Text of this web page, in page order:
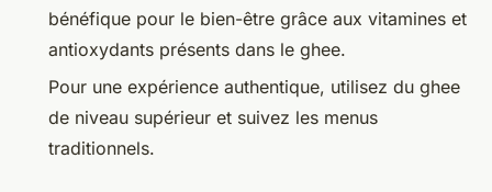
bénéfique pour le bien-être grâce aux vitamines et
antioxydants présents dans le ghee.
Pour une expérience authentique, utilisez du ghee
de niveau supérieur et suivez les menus
traditionnels.